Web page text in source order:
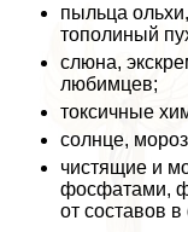
пыльца
тополиный
слюна,
любимцев;
токсичные
солнце,
чистящие и
фосфатами,
от составов